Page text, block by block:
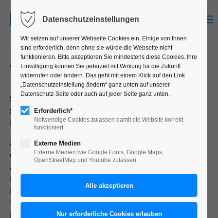
BUCHGESTALTUNG: DIE
VERWANDLUNG
Semesterprojekt, Typografie Grundlagen, drittes
Semester, Kommunikationsdesign:
Nelli Hofmann und Viktoria Truskina
Als Grundlage für die Buchgestaltung dient der Text
eines Literaturklassikers. Bestandteile der
Aufgabenstellung sind Format, Schriftauswahl unter
Berücksichtigung der Lesbarkeit, typografischer
Rasteraufbau, Dramaturgie in der Seitenreihenfolge,
Titelei, Umsetzung eines Dummys.
Für die Gestaltung werden zusätzliche Vorgaben
Datenschutzeinstellungen
Wir setzen auf unserer Webseite Cookies ein. Einige von Ihnen
sind erforderlich, denn ohne sie würde die Webseite nicht
funktionieren. Bitte akzeptieren Sie mindestens diese Cookies. Ihre
Einwilligung können Sie jederzeit mit Wirkung für die Zukunft
widerrufen oder ändern. Das geht mit einem Klick auf den Link
„Datenschutzeinstellung ändern“ ganz unten auf unserer
Datenschutz-Seite oder auch auf jeder Seite ganz unten.
Erforderlich*
Notwendige Cookies zulassen damit die Website korrekt
funktioniert
Externe Medien
Externe Medien wie Google Fonts, Google Maps,
OpenStreetMap und Youtube zulassen